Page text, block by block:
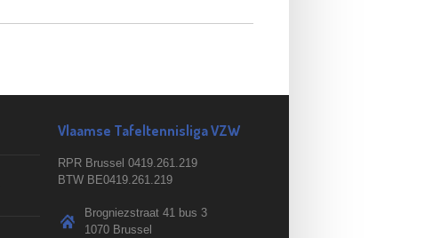
Vlaamse Tafeltennisliga VZW
RPR Brussel 0419.261.219
BTW BE0419.261.219
Brogniezstraat 41 bus 3
1070 Brussel